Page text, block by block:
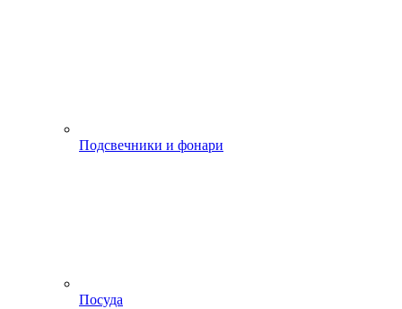
Подсвечники и фонари
Посуда